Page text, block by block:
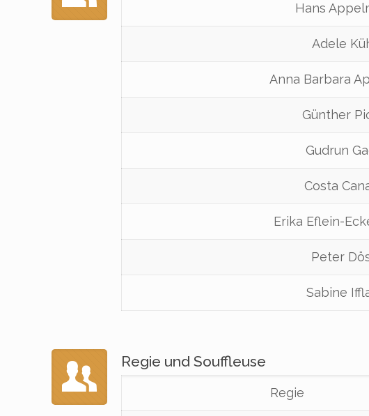
Hans
Adele
Anna Barbara
Günther
Gudrun
Costa
Erika Eflein-
Peter
Sabine
Regie und Souffleuse
Regie